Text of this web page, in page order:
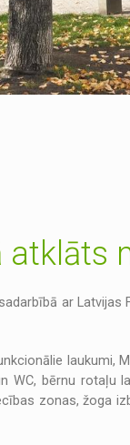
ar
laukumi,
bērnu rotaļu
zonas, žoga